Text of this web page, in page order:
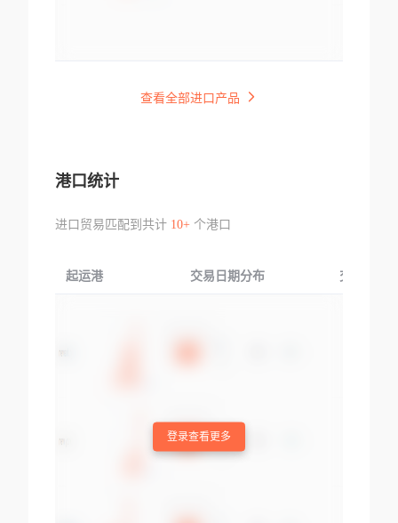
查看全部进口产品
港口统计
进口贸易匹配到共计 10+个港口
起运港 交易日期分布 交易产品
登录查看更多